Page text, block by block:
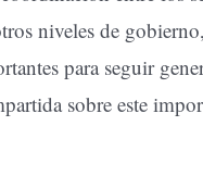
niveles de
para seguir
sobre este